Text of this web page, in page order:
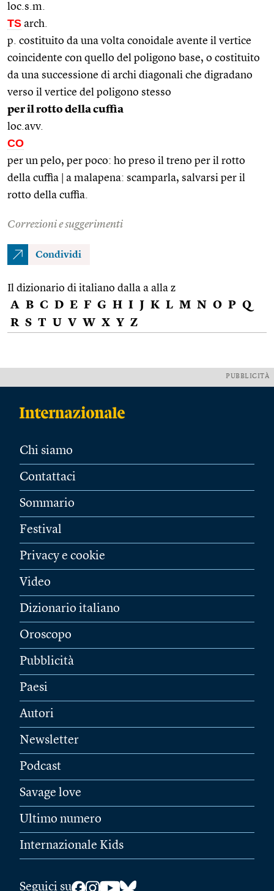
loc.s.m.
TS arch.
p. costituito da una volta conoidale avente il vertice
coincidente con quello del poligono base, o costituito
da una successione di archi diagonali che digradano
verso il vertice del poligono stesso
per il rotto della cuffia
loc.avv.
CO
per un pelo, per poco: ho preso il treno per il rotto
della cuffia | a malapena: scamparla, salvarsi per il
rotto della cuffia.
Correzioni e suggerimenti
Condividi
Il dizionario di italiano dalla a alla z
A B C D E F G H I J K L M N O P Q
R S T U V W X Y Z
PUBBLICITÀ
Chi siamo
Contattaci
Sommario
Festival
Privacy e cookie
Video
Dizionario italiano
Oroscopo
Pubblicità
Paesi
Autori
Newsletter
Podcast
Savage love
Ultimo numero
Internazionale Kids
Seguici su